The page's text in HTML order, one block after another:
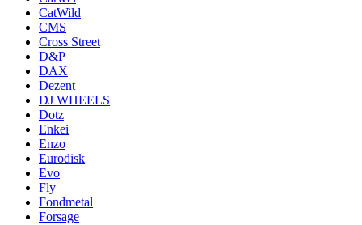
CatWild
CMS
Cross Street
D&P
DAX
Dezent
DJ WHEELS
Dotz
Enkei
Enzo
Eurodisk
Evo
Fly
Fondmetal
Forsage